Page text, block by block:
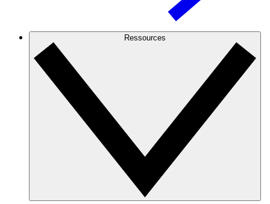
Ressources